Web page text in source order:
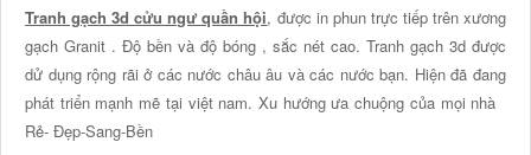
Tranh gạch 3d cửu ngư quần hội, được in phun trực tiếp trên xương
gạch Granit . Độ bền và độ bóng , sắc nét cao. Tranh gạch 3d được
dử dụng rộng rãi ở các nước châu âu và các nước bạn. Hiện đã đang
phát triển mạnh mẽ tại việt nam. Xu hướng ưa chuộng của mọi nhà
Rẻ- Đẹp-Sang-Bền